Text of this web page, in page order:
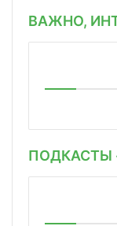
ВАЖНО,
ПОДКАСТЫ